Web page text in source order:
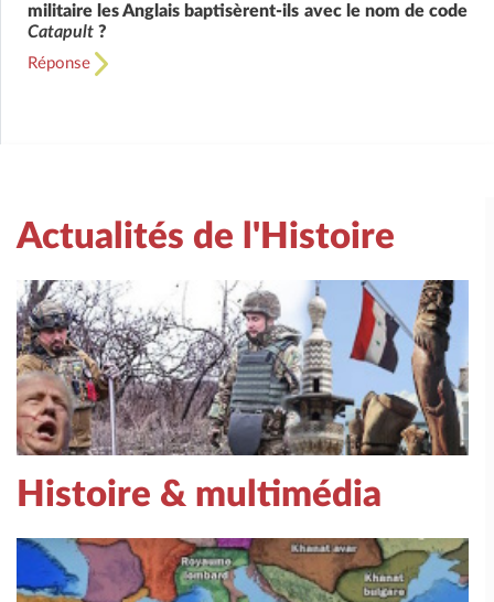
militaire les Anglais baptisèrent-ils avec le nom de code
Catapult ?
Réponse
Actualités de l'Histoire
Histoire & multimédia